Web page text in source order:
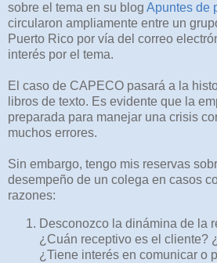
sobre el tema en su blog Apuntes de
circularon ampliamente entre un
Puerto Rico por vía del correo
interés por el tema.
El caso de CAPECO pasará a la
libros de texto. Es evidente que la
preparada para manejar una crisis
muchos errores.
Sin embargo, tengo mis reservas
desempeño de un colega en casos
razones:
Desconozco la dinámina de la
¿Cuán receptivo es el cliente?
¿Tiene interés en comunicar o